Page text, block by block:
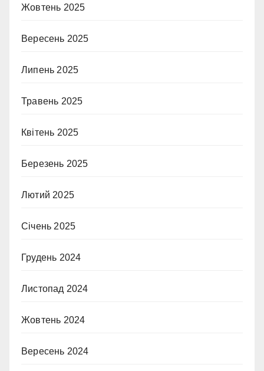
Жовтень 2025
Вересень 2025
Липень 2025
Травень 2025
Квітень 2025
Березень 2025
Лютий 2025
Січень 2025
Грудень 2024
Листопад 2024
Жовтень 2024
Вересень 2024